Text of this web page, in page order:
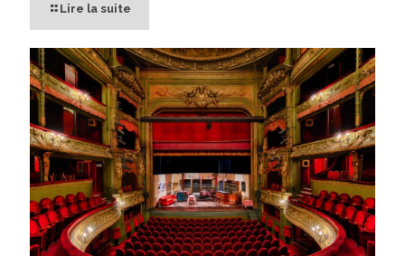
Lire la suite